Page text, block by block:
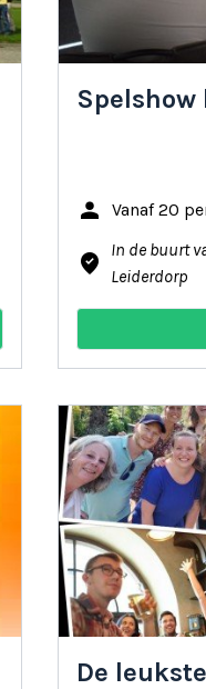
person Vanaf 20
where_to_vote
In de buurt
Leiderdorp
De